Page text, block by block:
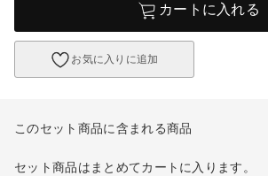
カートに入れる
お気に入りに追加
このセット商品に含まれる商品
セット商品はまとめてカートに入ります。